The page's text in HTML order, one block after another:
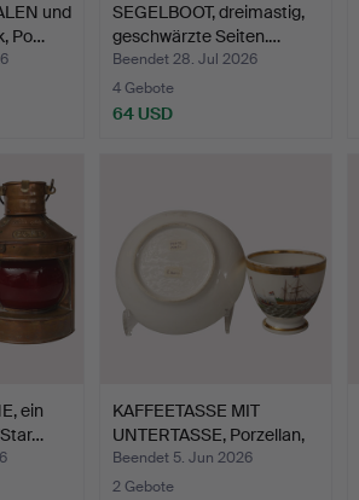
und
Po…
SEGELBOOT, dreimastig,
geschwärzte Seiten.…
Beendet 28. Jul 2026
4 Gebote
64 USD
ein
KAFFEETASSE MIT
UNTERTASSE, Porzellan,
Ema…
Beendet 5. Jun 2026
2 Gebote